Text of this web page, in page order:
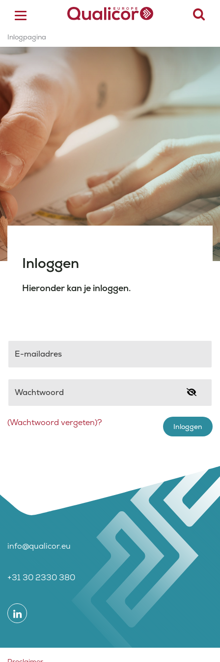
ACCREDITATIE
CERTIFICERING
ACADEMY
ZORGSECTOREN
OVER ONS
CONTACT
Inlogpagina
Inloggen
Hieronder kan je inloggen.
E-mailadres
Wachtwoord
Inloggen
(Wachtwoord vergeten)?
info@qualicor.eu
+31 30 2330 380